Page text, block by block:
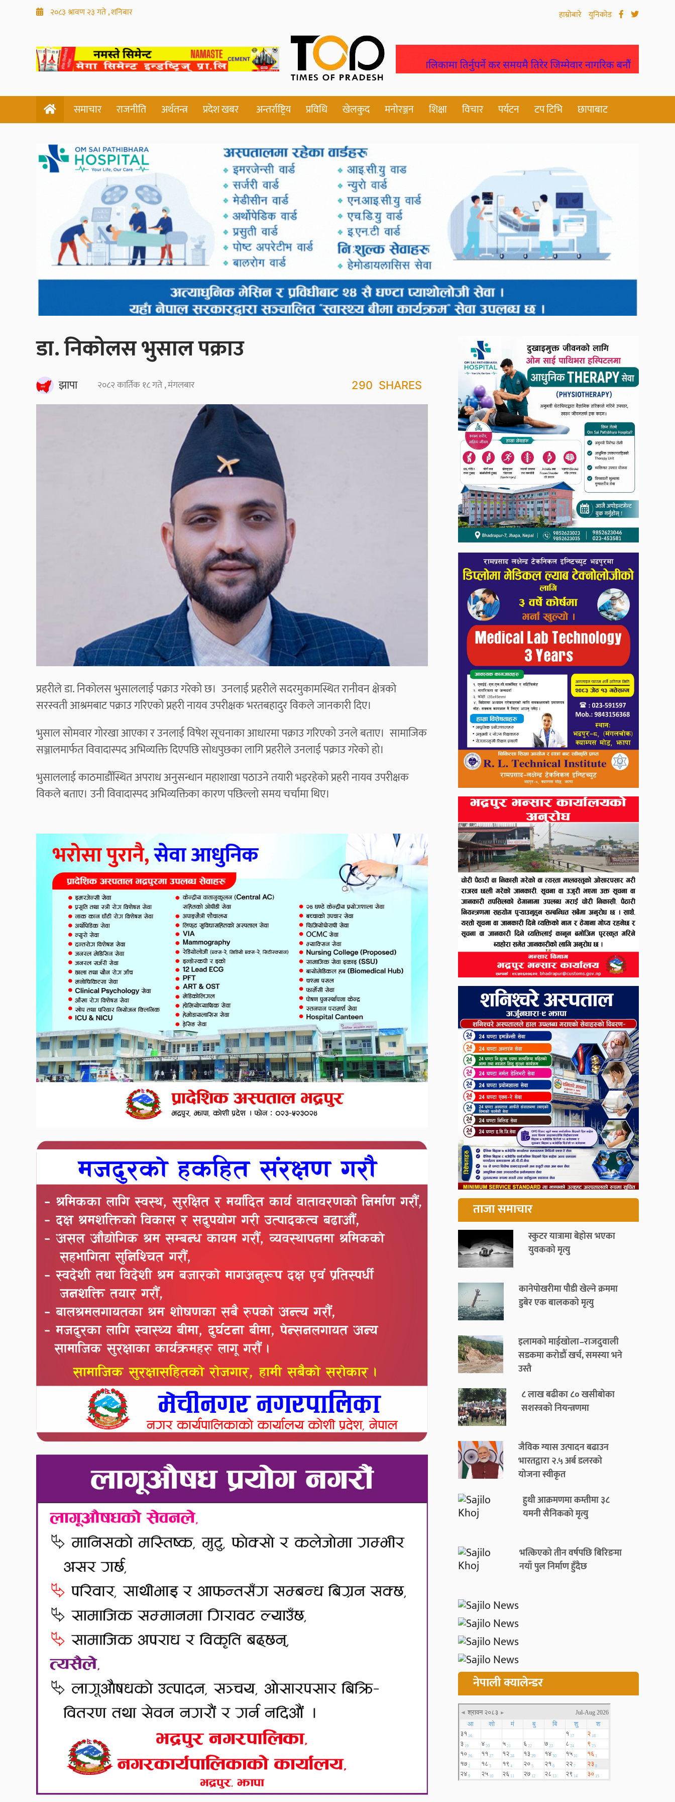
२०८३ श्रावण २३ गते , शनिबार हाम्रोबारे युनिकोड
समाचार राजनीति अर्थतन्त्र प्रदेश खबर अन्तर्राष्ट्रिय प्रविधि खेलकुद मनोरञ्जन शिक्षा विचार पर्यटन टप टिभि छापाबाट
डा. निकोलस भुसाल पक्राउ
झापा २०८२ कार्तिक १८ गते , मंगलबार 290 SHARES
प्रहरीले डा. निकोलस भुसाललाई पक्राउ गरेको छ। उनलाई प्रहरीले सदरमुकामस्थित रानीवन क्षेत्रको
सरस्वती आश्रमबाट पक्राउ गरिएको प्रहरी नायव उपरीक्षक भरतबहादुर विकले जानकारी दिए।
भुसाल सोमवार गोरखा आएका र उनलाई विषेश सूचनाका आधारमा पक्राउ गरिएको उनले बताए। सामाजिक
सञ्जालमार्फत विवादास्पद अभिव्यक्ति दिएपछि सोधपुछका लागि प्रहरीले उनलाई पक्राउ गरेको हो।
भुसाललाई काठमाडौँस्थित अपराध अनुसन्धान महाशाखा पठाउने तयारी भइरहेको प्रहरी नायव उपरीक्षक
विकले बताए। उनी विवादास्पद अभिव्यक्तिका कारण पछिल्लो समय चर्चामा थिए।
ताजा समाचार
स्कुटर यात्रामा बेहोस भएका
युवकको मृत्यु
कानेपोखरीमा पौडी खेल्ने क्रममा
डुबेर एक बालकको मृत्यु
इलामको माईखोला–राजदुवाली
सडकमा करोडौँ खर्च, समस्या भने
उस्तै
८ लाख बढीका ८० खसीबोका
सशस्त्रको नियन्त्रणमा
जैविक ग्यास उत्पादन बढाउन
भारतद्वारा २.५ अर्ब डलरको
योजना स्वीकृत
हुथी आक्रमणमा कम्तीमा ३८
यमनी सैनिकको मृत्यु
भत्किएको तीन वर्षपछि बिरिङमा
नयाँ पुल निर्माण हुँदैछ
नेपाली क्यालेन्डर